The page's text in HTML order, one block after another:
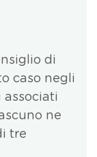
di
caso negli
ne
tre